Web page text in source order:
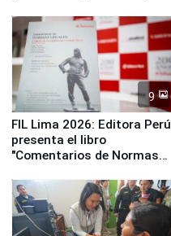
Panamericanos Lima 2027
9
FIL Lima 2026: Editora Perú
presenta el libro
"Comentarios de Normas
Derecho Colectivo"